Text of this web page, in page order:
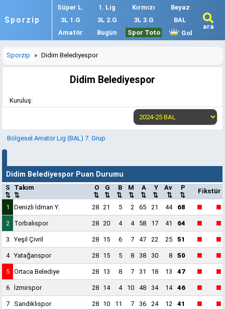
Sporzip
Süper L. 1. Lig Kırmızı
Beyaz
3L 1.G
3L 2.G 3L 3.G
BAL
Amatör
Bugün Spor Toto Gol
ara
Sporzip » Didim Belediyespor
Didim Belediyespor
Kuruluş:
Bölgesel Amatör Lig (BAL) 7. Grup
Didim Belediyespor Puan Durumu
S
⇅
Takım
⇅
O
⇅
G
⇅
B
⇅
M
⇅
A
⇅
Y
⇅
Av
⇅
P
⇅
Fikstür
1 Denizli İdman Y. 28 21 5 2 65 21 44 68 ■ ■
2 Torbalıspor 28 20 4 4 58 17 41 64 ■ ■
3 Yeşil Çivril 28 15 6 7 47 22 25 51 ■ ■
4 Yatağanspor 28 15 5 8 38 30 8 50 ■ ■
5 Ortaca Belediye 28 13 8 7 31 18 13 47 ■ ■
6 İzmirspor 28 14 4 10 48 34 14 46 ■ ■
7 Sandıklıspor 28 10 11 7 36 24 12 41 ■ ■